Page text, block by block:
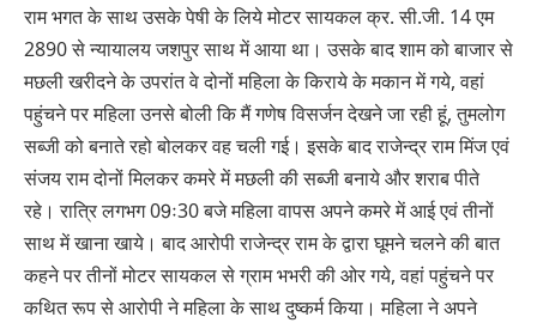
राम भगत के साथ उसके पेषी के लिये मोटर सायकल क्र. सी.जी. 14 एम
2890 से न्यायालय जशपुर साथ में आया था। उसके बाद शाम को बाजार से
मछली खरीदने के उपरांत वे दोनों महिला के किराये के मकान में गये, वहां
पहुंचने पर महिला उनसे बोली कि मैं गणेष विसर्जन देखने जा रही हूं, तुमलोग
सब्जी को बनाते रहो बोलकर वह चली गई। इसके बाद राजेन्द्र राम मिंज एवं
संजय राम दोनों मिलकर कमरे में मछली की सब्जी बनाये और शराब पीते
रहे। रात्रि लगभग 09ः30 बजे महिला वापस अपने कमरे में आई एवं तीनों
साथ में खाना खाये। बाद आरोपी राजेन्द्र राम के द्वारा घूमने चलने की बात
कहने पर तीनों मोटर सायकल से ग्राम भभरी की ओर गये, वहां पहुंचने पर
कथित रूप से आरोपी ने महिला के साथ दुष्कर्म किया। महिला ने अपने